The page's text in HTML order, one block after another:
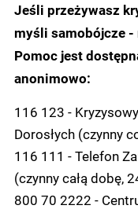
Jeśli przeżywasz
myśli samobójcze -
Pomoc jest
anonimowo:
116 123 -
Dorosłych (czynny
116 111 - Telefon
(czynny całą dobę,
800 70 2222 -